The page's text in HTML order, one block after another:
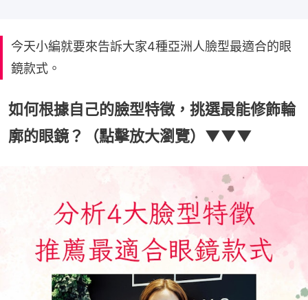
今天小編就要來告訴大家4種亞洲人臉型最適合的眼
鏡款式。
如何根據自己的臉型特徵，挑選最能修飾輪
廓的眼鏡？（點擊放大瀏覽）▼▼▼